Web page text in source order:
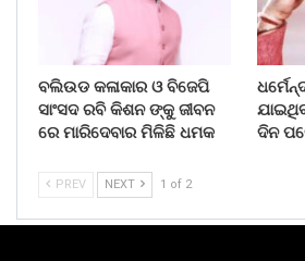
ବଲିଉଡ କଳାକାର ଓ ବିଜେପି
ସାଂସଦ ରବି କିଶନ ଙ୍କୁ ଜୀବନ
ରେ ମାରିଦେବାର ମିଳିଛି ଧମକ
ଦିନ
PREV NEXT 1 of 2